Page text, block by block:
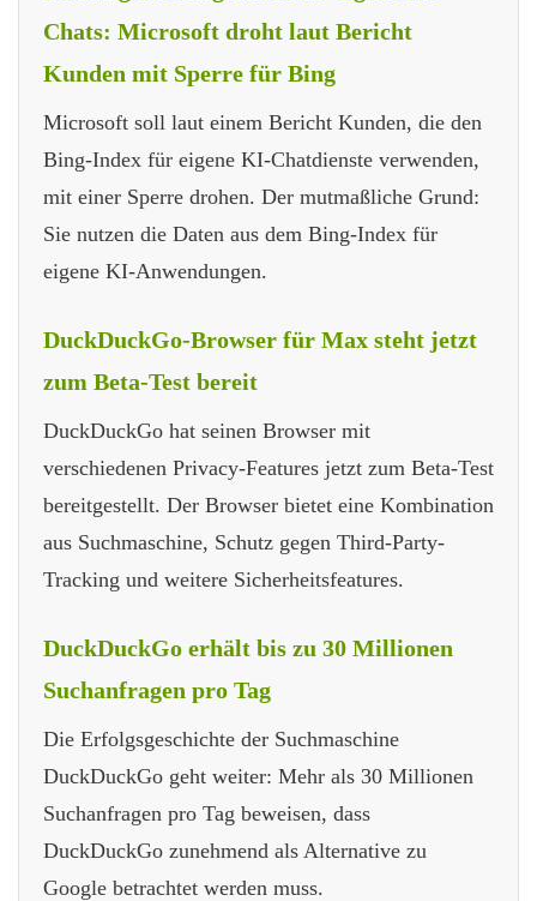
Chats: Microsoft droht laut Bericht
Kunden mit Sperre für Bing
Microsoft soll laut einem Bericht Kunden, die den
Bing-Index für eigene KI-Chatdienste verwenden,
mit einer Sperre drohen. Der mutmaßliche Grund:
Sie nutzen die Daten aus dem Bing-Index für
eigene KI-Anwendungen.
DuckDuckGo-Browser für Max steht jetzt
zum Beta-Test bereit
DuckDuckGo hat seinen Browser mit
verschiedenen Privacy-Features jetzt zum Beta-Test
bereitgestellt. Der Browser bietet eine Kombination
aus Suchmaschine, Schutz gegen Third-Party-
Tracking und weitere Sicherheitsfeatures.
DuckDuckGo erhält bis zu 30 Millionen
Suchanfragen pro Tag
Die Erfolgsgeschichte der Suchmaschine
DuckDuckGo geht weiter: Mehr als 30 Millionen
Suchanfragen pro Tag beweisen, dass
DuckDuckGo zunehmend als Alternative zu
Google betrachtet werden muss.